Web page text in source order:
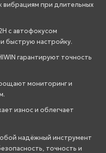
вибрациям при длительных
с автофокусом
быструю настройку.
гарантируют точность
мониторинг и
износ и облегчает
надёжный инструмент
точность и